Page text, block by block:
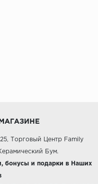
Торговый Центр Family
Бум.
бонусы и подарки в Наших